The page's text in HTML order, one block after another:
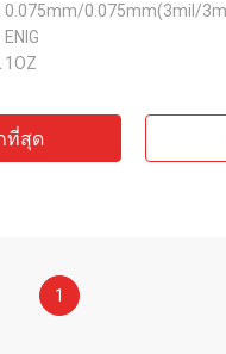
0.075mm/0.075mm(3mil/
ENIG
ง: 1OZ
ที่สุด
1